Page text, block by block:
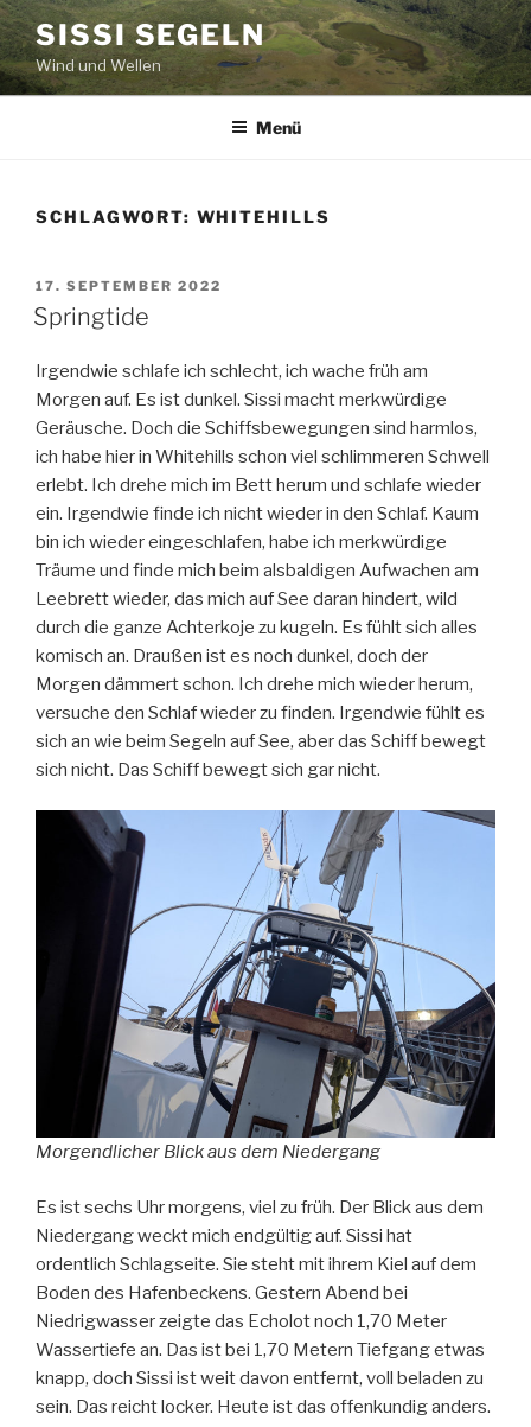
Zum
Inhalt
springen
SISSI SEGELN
Wind und Wellen
Menü
SCHLAGWORT: WHITEHILLS
VERÖFFENTLICHT
AM
17. SEPTEMBER 2022
Springtide
Irgendwie schlafe ich schlecht, ich wache früh am
Morgen auf. Es ist dunkel. Sissi macht merkwürdige
Geräusche. Doch die Schiffsbewegungen sind harmlos,
ich habe hier in Whitehills schon viel schlimmeren Schwell
erlebt. Ich drehe mich im Bett herum und schlafe wieder
ein. Irgendwie finde ich nicht wieder in den Schlaf. Kaum
bin ich wieder eingeschlafen, habe ich merkwürdige
Träume und finde mich beim alsbaldigen Aufwachen am
Leebrett wieder, das mich auf See daran hindert, wild
durch die ganze Achterkoje zu kugeln. Es fühlt sich alles
komisch an. Draußen ist es noch dunkel, doch der
Morgen dämmert schon. Ich drehe mich wieder herum,
versuche den Schlaf wieder zu finden. Irgendwie fühlt es
sich an wie beim Segeln auf See, aber das Schiff bewegt
sich nicht. Das Schiff bewegt sich gar nicht.
Morgendlicher Blick aus dem Niedergang
Es ist sechs Uhr morgens, viel zu früh. Der Blick aus dem
Niedergang weckt mich endgültig auf. Sissi hat
ordentlich Schlagseite. Sie steht mit ihrem Kiel auf dem
Boden des Hafenbeckens. Gestern Abend bei
Niedrigwasser zeigte das Echolot noch 1,70 Meter
Wassertiefe an. Das ist bei 1,70 Metern Tiefgang etwas
knapp, doch Sissi ist weit davon entfernt, voll beladen zu
sein. Das reicht locker. Heute ist das offenkundig anders.